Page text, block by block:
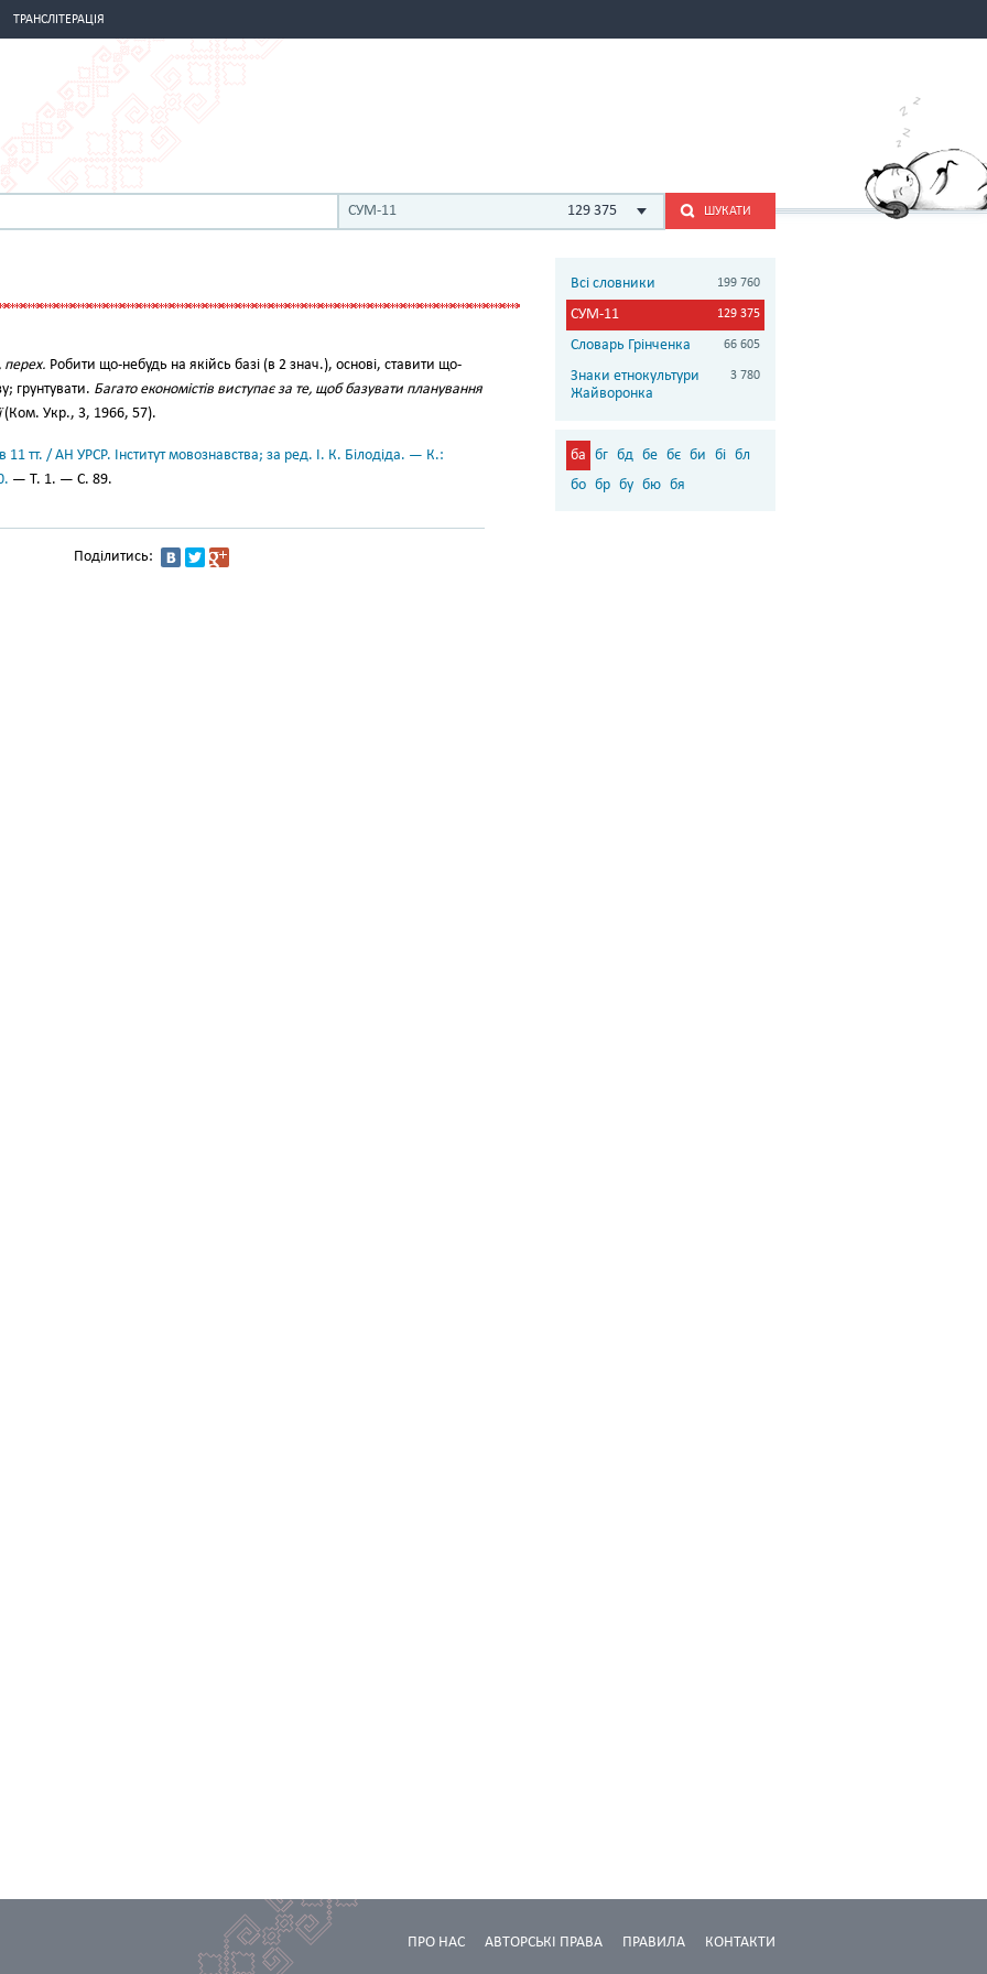
ТРАНСЛІТЕРАЦІЯ
СУМ-11 129 375 ШУКАТИ
перех. Робити що-небудь на якійсь базі (в 2 знач.), основі, ставити що-
грунтувати. Багато економістів виступає за те, щоб базувати планування
(Ком. Укр., 3, 1966, 57).
11 тт. / АН УРСР. Інститут мовознавства; за ред. І. К. Білодіда. — К.:
— Т. 1. — С. 89.
Поділитись:
Всі словники 199 760
СУМ-11 129 375
Словарь Грінченка 66 605
Знаки етнокультури
Жайворонка
3 780
ба бг бд бе бє би бі бл
бо бр бу бю бя
КОНТАКТИ
ПРАВИЛА
АВТОРСЬКІ ПРАВА
ПРО НАС